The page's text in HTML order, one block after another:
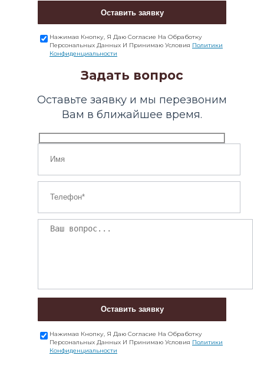
Оставить заявку
Нажимая Кнопку, Я Даю Согласие На Обработку
Персональных Данных И Принимаю Условия Политики
Конфиденциальности
Задать вопрос
Оставьте заявку и мы перезвоним
Вам в ближайшее время.
Оставить заявку
Нажимая Кнопку, Я Даю Согласие На Обработку
Персональных Данных И Принимаю Условия Политики
Конфиденциальности